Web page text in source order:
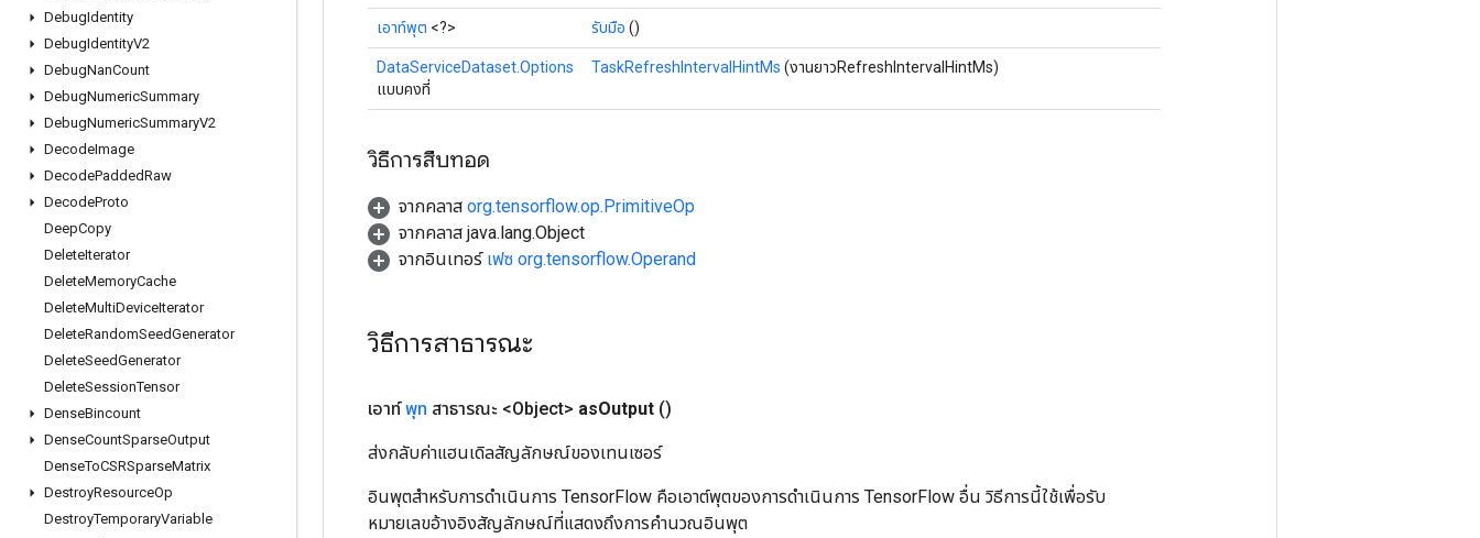
DebugIdentity
DebugIdentityV2
DebugNanCount
DebugNumericSummary
DebugNumericSummaryV2
DecodeImage
DecodePaddedRaw
DecodeProto
DeepCopy
DeleteIterator
DeleteMemoryCache
DeleteMultiDeviceIterator
DeleteRandomSeedGenerator
DeleteSeedGenerator
DeleteSessionTensor
DenseBincount
DenseCountSparseOutput
DenseToCSRSparseMatrix
DestroyResourceOp
DestroyTemporaryVariable
เอาท์พุต <?> รับมือ ()
DataServiceDataset.Options
แบบคงที่
TaskRefreshIntervalHintMs (งานยาวRefreshIntervalHintMs)
วิธีการสืบทอด
จากคลาส org.tensorflow.op.PrimitiveOp
จากคลาส java.lang.Object
จากอินเทอร์ เฟซ org.tensorflow.Operand
วิธีการสาธารณะ
เอาท์พุท สาธารณะ <Object> asOutput ()
ส่งกลับค่าแฮนเดิลสัญลักษณ์ของเทนเซอร์
อินพุตสำหรับการดำเนินการ TensorFlow คือเอาต์พุตของการดำเนินการ TensorFlow อื่น วิธีการนี้ใช้เพื่อรับ
หมายเลขอ้างอิงสัญลักษณ์ที่แสดงถึงการคำนวณอินพุต